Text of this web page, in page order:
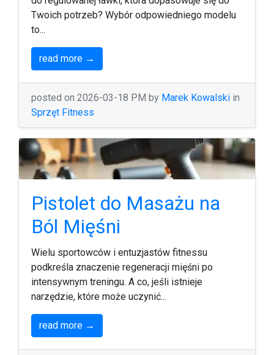
Twoich potrzeb? Wybór odpowiedniego modelu
to...
read more →
posted on 2026-03-18 PM by Marek Kowalski in
Sprzęt Fitness
Pistolet do Masażu na
Ból Mięśni
Wielu sportowców i entuzjastów fitnessu
podkreśla znaczenie regeneracji mięśni po
intensywnym treningu. A co, jeśli istnieje
narzędzie, które może uczynić...
read more →